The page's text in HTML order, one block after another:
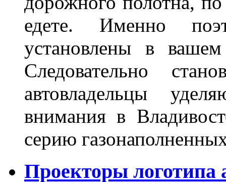
едете. Именно
установлены в
Следовательно
автовладельцы
внимания в
серию
Проекторы логотипа